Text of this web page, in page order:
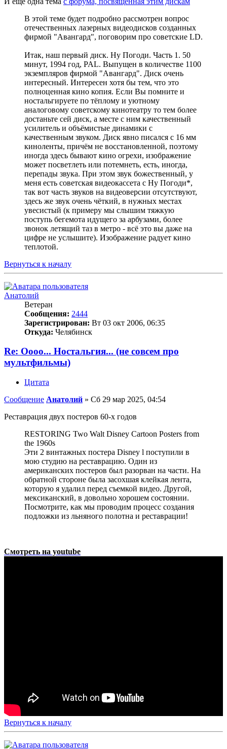
В этой теме будет подробно рассмотрен вопрос
отечественных лазерных видеодисков созданных
фирмой "Авангард", поговорим про советские LD.
Итак, наш первый диск. Ну Погоди. Часть 1. 50
минут, 1994 год, PAL. Выпущен в количестве 1100
экземпляров фирмой "Авангард". Диск очень
интересный. Интересен хотя бы тем, что это
полноценная кино копия. Если Вы помните и
ностальгируете по тёплому и уютному
аналоговому советскому кинотеатру то тем более
достаньте сей диск, а месте с ним качественный
усилитель и объёмистые динамики с
качественным звуком. Диск явно писался с 16 мм
киноленты, причём не восстановленной, поэтому
иногда здесь бывают кино огрехи, изображение
может посветлеть или потемнеть, есть, иногда,
перепады звука. При этом звук божественный, у
меня есть советская видеокассета с Ну Погоди*,
так вот часть звуков на видеоверсии отсутствуют,
здесь же звук очень чёткий, в нужных местах
увесистый (к примеру мы слышим тяжкую
поступь бегемота идущего за арбузами, более
звонок летящий таз в метро - всё это вы даже на
цифре не услышите). Изображение радует кино
теплотой.
Вернуться к началу
Анатолий
Ветеран
Сообщения: 2444
Зарегистрирован: Вт 03 окт 2006, 06:35
Откуда: Челябинск
Re: Оооо... Ностальгия... (не совсем про
мультфильмы)
Цитата
Сообщение Анатолий » Сб 29 мар 2025, 04:54
Реставрация двух постеров 60-х годов
RESTORING Two Walt Disney Cartoon Posters from
the 1960s
Эти 2 винтажных постера Disney l поступили в
мою студию на реставрацию. Один из
американских постеров был разорван на части. На
обратной стороне была засохшая клейкая лента,
которую я удалил перед съемкой видео. Другой,
мексиканский, в довольно хорошем состоянии.
Посмотрите, как мы проводим процесс создания
подложки из льняного полотна и реставрации!
Смотреть на youtube
Вернуться к началу